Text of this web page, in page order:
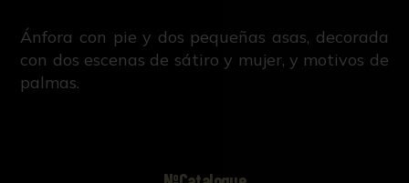
Ánfora con pie y dos pequeñas asas, decorada
con dos escenas de sátiro y mujer, y motivos de
palmas.